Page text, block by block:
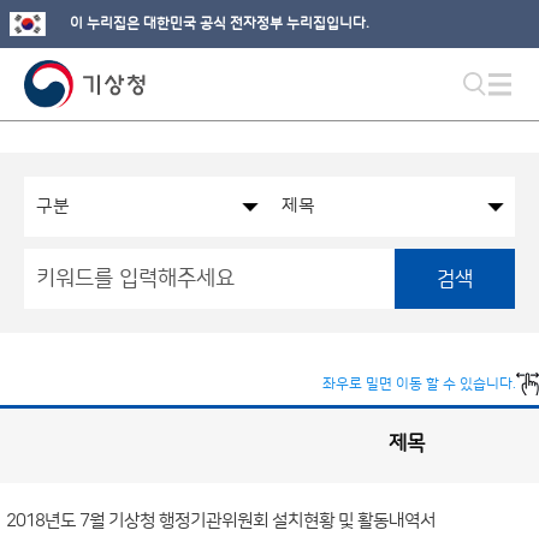
이 누리집은 대한민국 공식 전자정부 누리집입니다.
검색
좌우로 밀면 이동 할 수 있습니다.
공
개
정
보
제목
2018년도 7월 기상청 행정기관위원회 설치현황 및 활동내역서